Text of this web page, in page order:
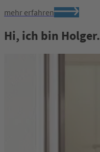
mehr erfahren
Hi, ich bin Holger.